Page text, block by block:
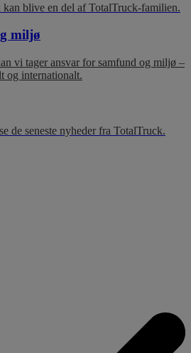
kan blive en del af TotalTruck-familien.
miljø
vi tager ansvar for samfund og miljø –
og internationalt.
de seneste nyheder fra TotalTruck.